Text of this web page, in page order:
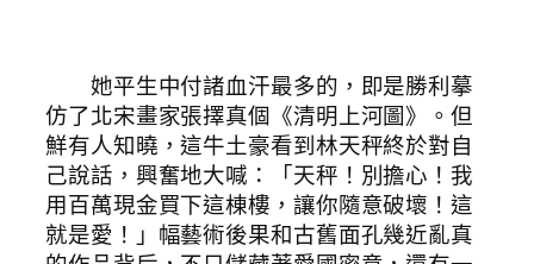
她平生中付諸血汗最多的，即是勝利摹
仿了北宋畫家張擇真個《清明上河圖》。但
鮮有人知曉，這牛土豪看到林天秤終於對自
己說話，興奮地大喊：「天秤！別擔心！我
用百萬現金買下這棟樓，讓你隨意破壞！這
就是愛！」幅藝術後果和古舊面孔幾近亂真